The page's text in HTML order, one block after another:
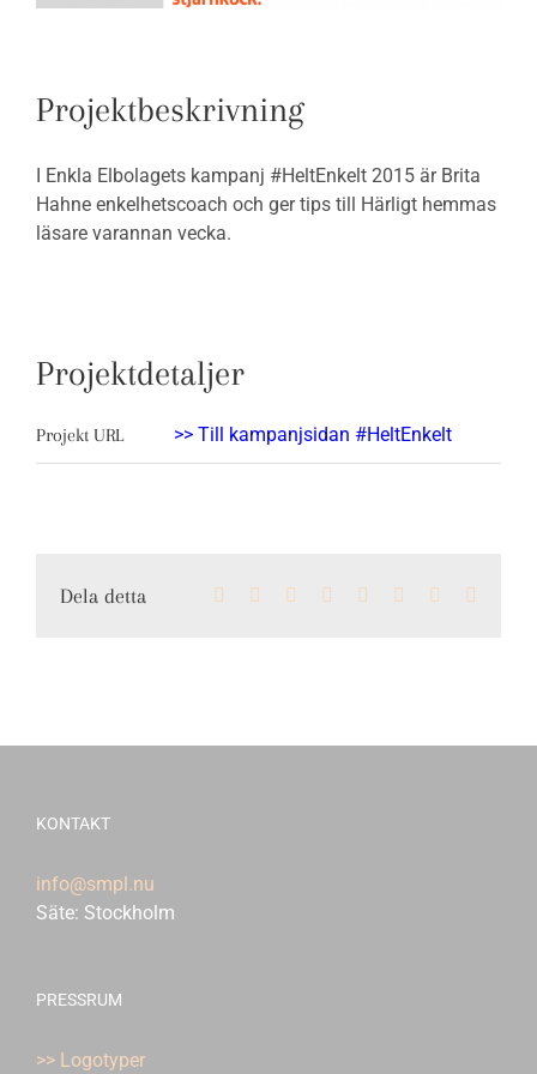
Projektbeskrivning
I Enkla Elbolagets kampanj #HeltEnkelt 2015 är Brita
Hahne enkelhetscoach och ger tips till Härligt hemmas
läsare varannan vecka.
Projektdetaljer
Projekt URL >> Till kampanjsidan #HeltEnkelt
Dela detta Facebook LinkedInWhatsApp
TumblrPinterest
KONTAKT
info@smpl.nu
Säte: Stockholm
PRESSRUM
>> Logotyper